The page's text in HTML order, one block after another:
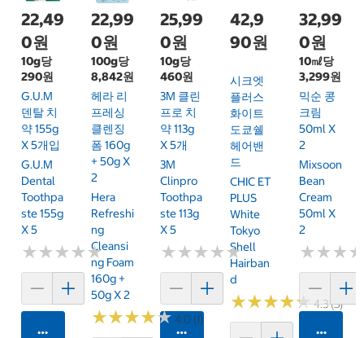
22,49
0원
10g당
290원
G.U.M
덴탈 치
약 155g
X 5개입
G.U.M
Dental
Toothpa
Ste 155g
X 5
★★★★★
★★★★★
카트에 담기
22,99
0원
100g당
8,842원
헤라 리
프레싱
클렌징
폼 160g
+ 50g X
2
Hera
Refreshi
Ng
Cleansi
Ng Foam
160g +
50g X 2
★★★★★
★★★★★4.0 (1)
25,99
0원
10g당
460원
3M 클린
프로 치
약 113g
X 5개
3M
Clinpro
Toothpa
Ste 113g
X 5
★★★★★
★★★★★
카트에 담기
42,9
90원
시크엣
플러스
화이트
도쿄쉘
헤어밴
드
CHIC ET
PLUS
White
Tokyo
Shell
Hairban
D
★★★★★
★★★★★4.3 (3)
32,99
0원
10㎖당
3,299원
믹순 콩
크림
50ml X
2
Mixsoon
Bean
Cream
50ml X
2
★★★
★★★
카트에